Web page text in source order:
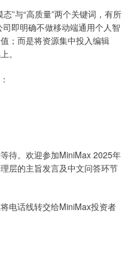
”与“高质量”两个关键词，有所
即明确不做移动端通用个人智
；而是将资源集中投入编辑
。
待。欢迎参加MiniMax 2025年
层的主旨发言及中文问答环节
电话线转交给MiniMax投资者